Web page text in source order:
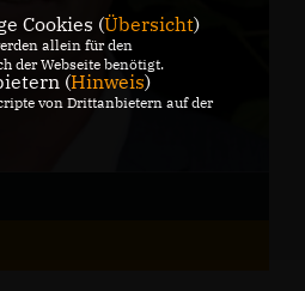
Cookies (Übersicht)
allein für den
der Webseite benötigt.
(Hinweis)
von Drittanbietern auf der